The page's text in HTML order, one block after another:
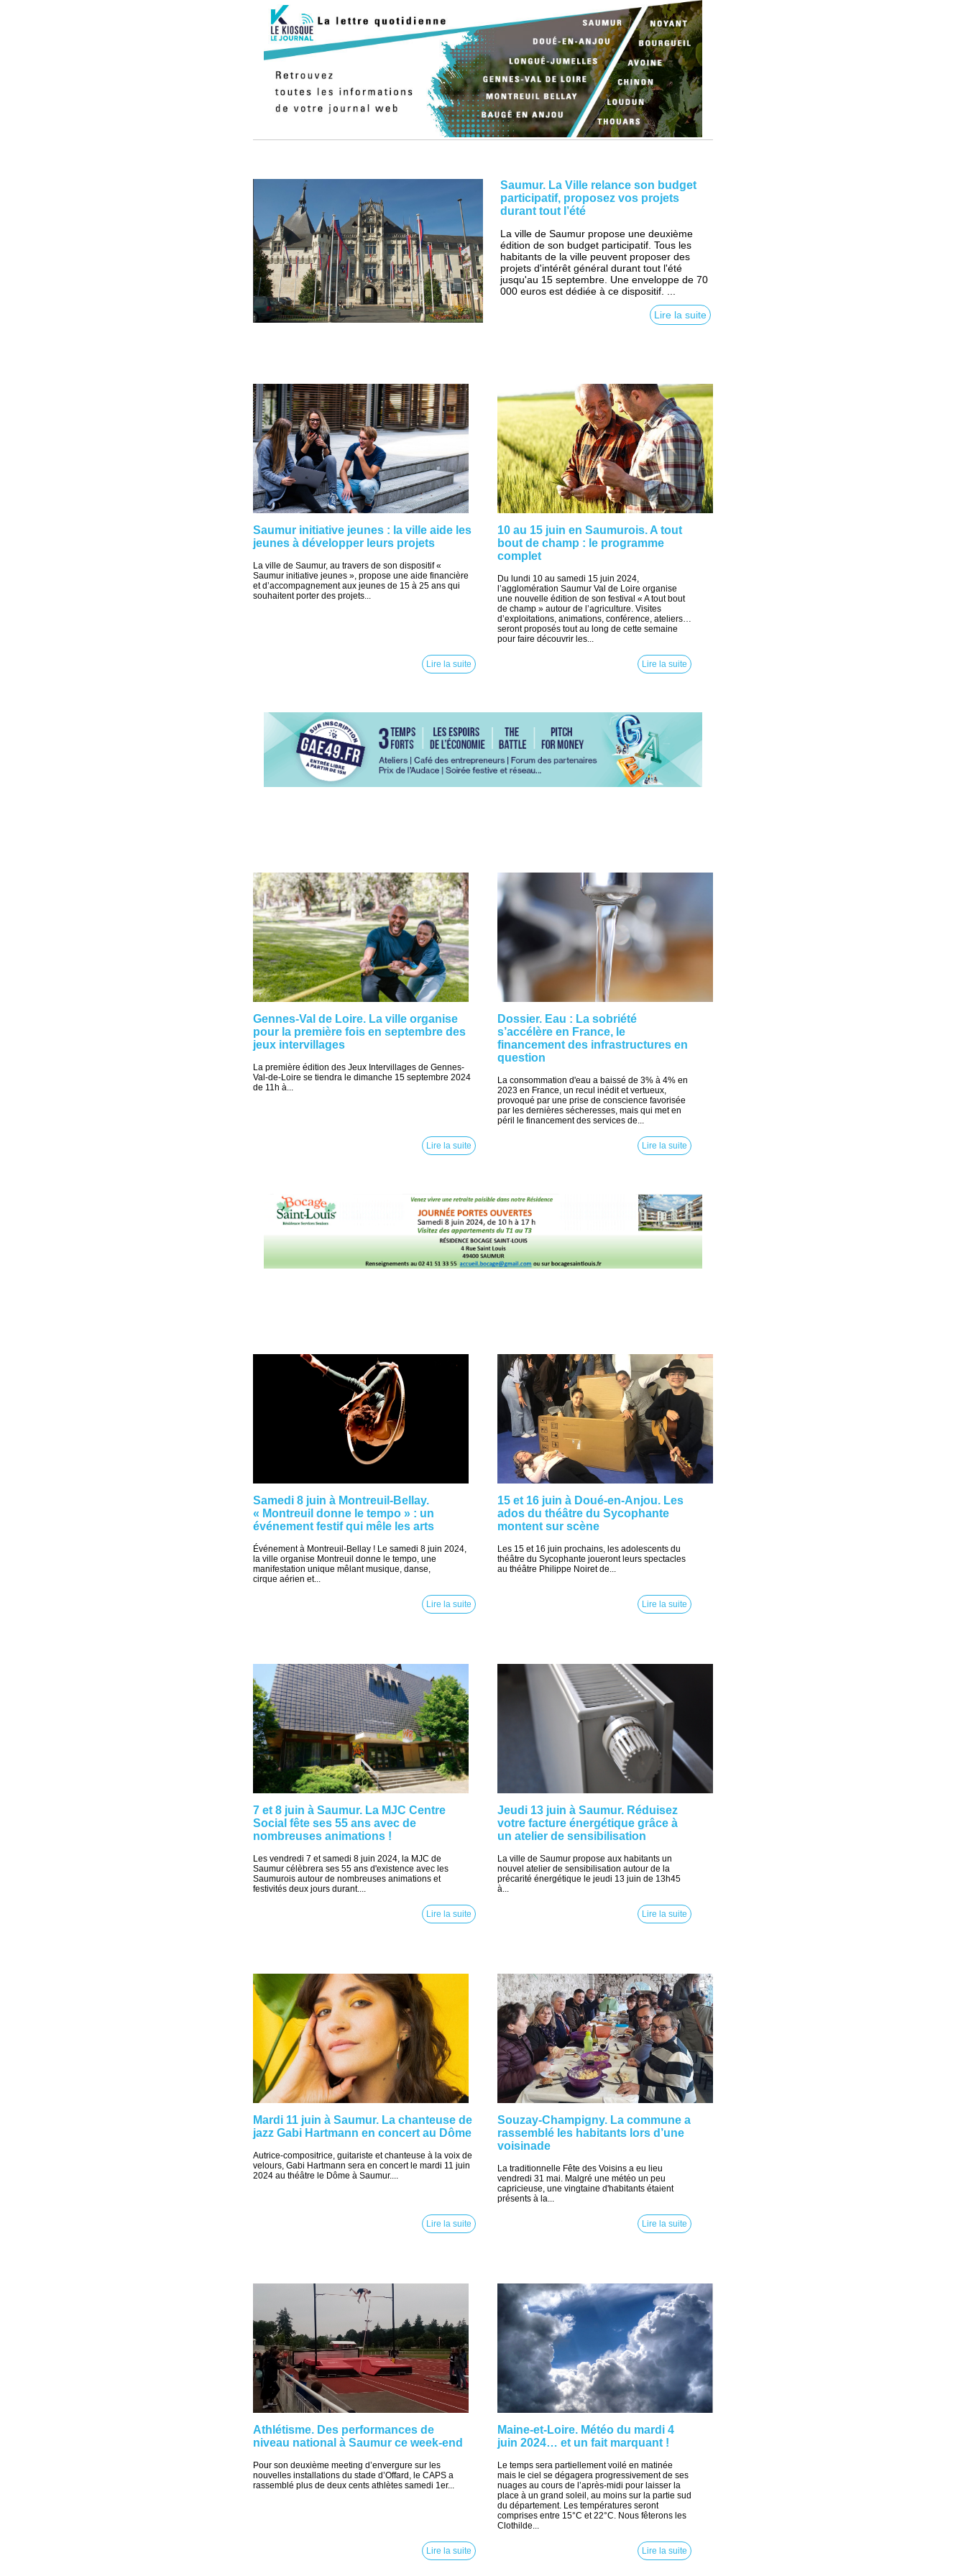
Saumur. La Ville relance son budget
participatif, proposez vos projets
durant tout l’été
La ville de Saumur propose une deuxième
édition de son budget participatif. Tous les
habitants de la ville peuvent proposer des
projets d'intérêt général durant tout l'été
jusqu'au 15 septembre. Une enveloppe de 70
000 euros est dédiée à ce dispositif. ...
Lire la suite
Saumur initiative jeunes : la ville aide les
jeunes à développer leurs projets
La ville de Saumur, au travers de son dispositif «
Saumur initiative jeunes », propose une aide financière
et d’accompagnement aux jeunes de 15 à 25 ans qui
souhaitent porter des projets...
Lire la suite
10 au 15 juin en Saumurois. A tout
bout de champ : le programme
complet
Du lundi 10 au samedi 15 juin 2024,
l’agglomération Saumur Val de Loire organise
une nouvelle édition de son festival « A tout bout
de champ » autour de l’agriculture. Visites
d’exploitations, animations, conférence, ateliers…
seront proposés tout au long de cette semaine
pour faire découvrir les...
Lire la suite
Gennes-Val de Loire. La ville organise
pour la première fois en septembre des
jeux intervillages
La première édition des Jeux Intervillages de Gennes-
Val-de-Loire se tiendra le dimanche 15 septembre 2024
de 11h à...
Lire la suite
Dossier. Eau : La sobriété
s’accélère en France, le
financement des infrastructures en
question
La consommation d'eau a baissé de 3% à 4% en
2023 en France, un recul inédit et vertueux,
provoqué par une prise de conscience favorisée
par les dernières sécheresses, mais qui met en
péril le financement des services de...
Lire la suite
Samedi 8 juin à Montreuil-Bellay.
« Montreuil donne le tempo » : un
événement festif qui mêle les arts
Événement à Montreuil-Bellay ! Le samedi 8 juin 2024,
la ville organise Montreuil donne le tempo, une
manifestation unique mêlant musique, danse,
cirque aérien et...
Lire la suite
15 et 16 juin à Doué-en-Anjou. Les
ados du théâtre du Sycophante
montent sur scène
Les 15 et 16 juin prochains, les adolescents du
théâtre du Sycophante joueront leurs spectacles
au théâtre Philippe Noiret de...
Lire la suite
7 et 8 juin à Saumur. La MJC Centre
Social fête ses 55 ans avec de
nombreuses animations !
Les vendredi 7 et samedi 8 juin 2024, la MJC de
Saumur célèbrera ses 55 ans d'existence avec les
Saumurois autour de nombreuses animations et
festivités deux jours durant....
Lire la suite
Jeudi 13 juin à Saumur. Réduisez
votre facture énergétique grâce à
un atelier de sensibilisation
La ville de Saumur propose aux habitants un
nouvel atelier de sensibilisation autour de la
précarité énergétique le jeudi 13 juin de 13h45
à...
Lire la suite
Mardi 11 juin à Saumur. La chanteuse de
jazz Gabi Hartmann en concert au Dôme
Autrice-compositrice, guitariste et chanteuse à la voix de
velours, Gabi Hartmann sera en concert le mardi 11 juin
2024 au théâtre le Dôme à Saumur....
Lire la suite
Souzay-Champigny. La commune a
rassemblé les habitants lors d’une
voisinade
La traditionnelle Fête des Voisins a eu lieu
vendredi 31 mai. Malgré une météo un peu
capricieuse, une vingtaine d'habitants étaient
présents à la...
Lire la suite
Athlétisme. Des performances de
niveau national à Saumur ce week-end
Pour son deuxième meeting d’envergure sur les
nouvelles installations du stade d’Offard, le CAPS a
rassemblé plus de deux cents athlètes samedi 1er...
Lire la suite
Maine-et-Loire. Météo du mardi 4
juin 2024… et un fait marquant !
Le temps sera partiellement voilé en matinée
mais le ciel se dégagera progressivement de ses
nuages au cours de l’après-midi pour laisser la
place à un grand soleil, au moins sur la partie sud
du département. Les températures seront
comprises entre 15°C et 22°C. Nous fêterons les
Clothilde...
Lire la suite